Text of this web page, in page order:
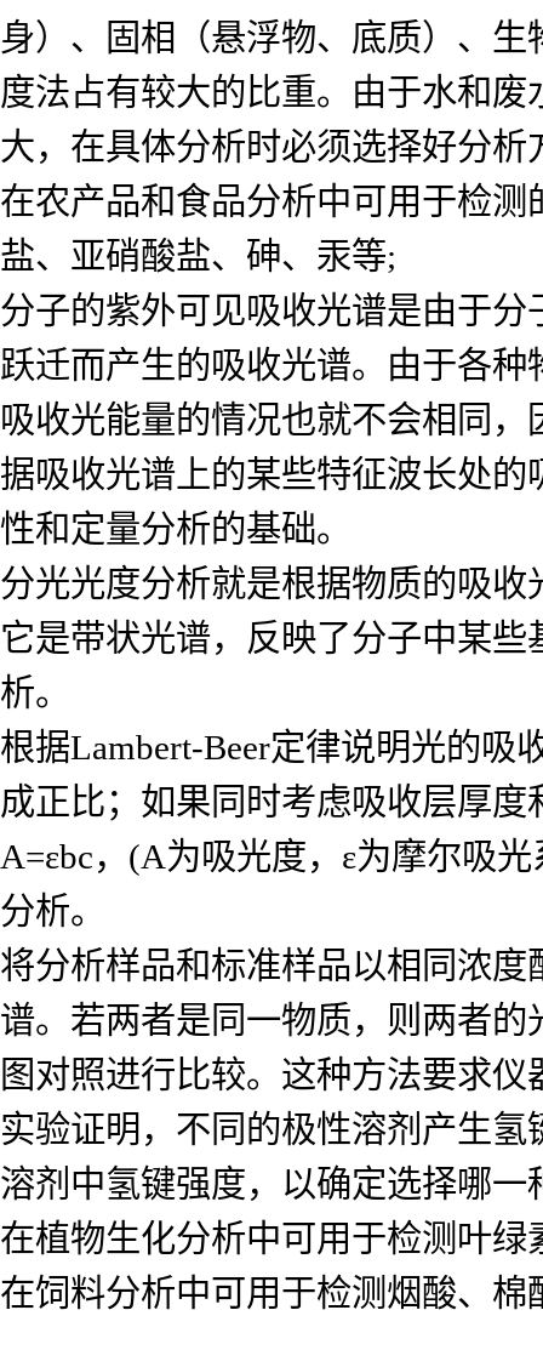
身）、固相（悬浮物、底质）、
度法占有较大的比重。由于水和
大，在具体分析时必须选择好分析
在农产品和食品分析中可用于检
盐、亚硝酸盐、砷、汞等;
分子的紫外可见吸收光谱是由于
跃迁而产生的吸收光谱。由于各
吸收光能量的情况也就不会相同
据吸收光谱上的某些特征波长处
性和定量分析的基础。
分光光度分析就是根据物质的吸
它是带状光谱，反映了分子中某
析。
根据Lambert-Beer定律说明光的
成正比；如果同时考虑吸收层厚
A=εbc，(A为吸光度，ε为摩尔吸
分析。
将分析样品和标准样品以相同浓
谱。若两者是同一物质，则两者
图对照进行比较。这种方法要求
实验证明，不同的极性溶剂产生
溶剂中氢键强度，以确定选择哪一
在植物生化分析中可用于检测叶
在饲料分析中可用于检测烟酸、棉